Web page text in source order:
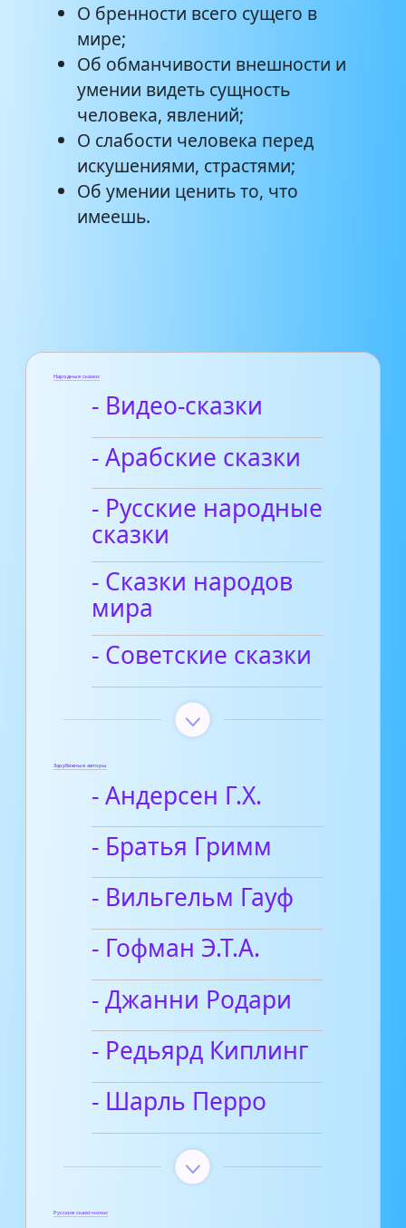
О бренности всего сущего в
мире;
Об обманчивости внешности и
умении видеть сущность
человека, явлений;
О слабости человека перед
искушениями, страстями;
Об умении ценить то, что
имеешь.
Народные сказки
- Видео-сказки
- Арабские сказки
- Русские народные
сказки
- Сказки народов
мира
- Советские сказки
Зарубежные авторы
- Андерсен Г.Х.
- Братья Гримм
- Вильгельм Гауф
- Гофман Э.Т.А.
- Джанни Родари
- Редьярд Киплинг
- Шарль Перро
Русские сказочники